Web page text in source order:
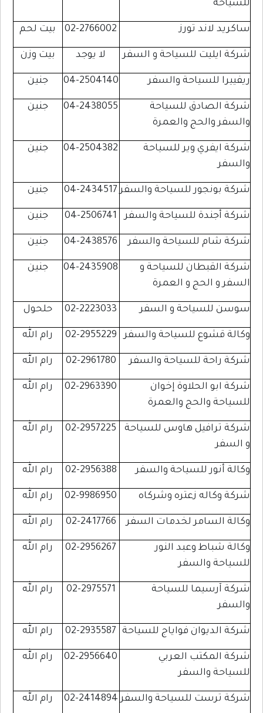
للسياحة
ساكريد لاند تورز 02-2766002 بيت لحم
شركة ايليت للسياحة و السفر لا يوجد بيت وزن
ريفييرا للسياحة والسفر 04-2504140 جنين
شركة الصادق للسياحة
والسفر والحج والعمرة
04-2438055 جنين
شركة ايفري وير للسياحة
والسفر
04-2504382 جنين
شركة بونجور للسياحة والسفر 04-2434517 جنين
شركة أجندة للسياحة والسفر 04-2506741 جنين
شركة شام للسياحة والسفر 04-2438576 جنين
شركة القبطان للسياحة و
السفر و الحج و العمرة
04-2435908 جنين
سوسن للسياحة و السفر 02-2223033 حلحول
وكالة قشوع للسياحة والسفر 02-2955229 رام الله
شركة راحة للسياحة والسفر 02-2961780 رام الله
شركة ابو الحلاوة إخوان
للسياحة والحج والعمرة
02-2963390 رام الله
شركة ترافيل هاوس للسياحة
و السفر
02-2957225 رام الله
وكالة أنور للسياحة والسفر 02-2956388 رام الله
شركة وكاله زعتره وشركاه 02-9986950 رام الله
وكالة السامر لخدمات السفر 02-2417766 رام الله
وكالة شباط وعبد النور
للسياحة والسفر
02-2956267 رام الله
شركة آرسيما للسياحة
والسفر
02-2975571 رام الله
شركة الديوان فواياج للسياحة 02-2935587 رام الله
شركة المكتب العربي
للسياحة والسفر
02-2956640 رام الله
شركة ترست للسياحة والسفر 02-2414894 رام الله